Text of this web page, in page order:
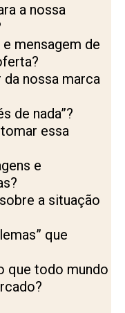
a nossa
mensagem de
nossa marca
de nada”?
essa
e
a situação
que
que todo mundo